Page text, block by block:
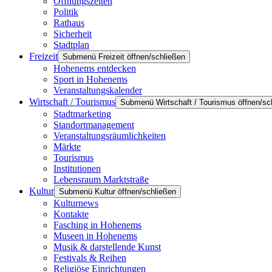
Politik
Rathaus
Sicherheit
Stadtplan
Freizeit Submenü Freizeit öffnen/schließen
Hohenems entdecken
Sport in Hohenems
Veranstaltungskalender
Wirtschaft / Tourismus Submenü Wirtschaft / Tourismus öffnen/
Stadtmarketing
Standortmanagement
Veranstaltungsräumlichkeiten
Märkte
Tourismus
Institutionen
Lebensraum Marktstraße
Kultur Submenü Kultur öffnen/schließen
Kulturnews
Kontakte
Fasching in Hohenems
Museen in Hohenems
Musik & darstellende Kunst
Festivals & Reihen
Religiöse Einrichtungen